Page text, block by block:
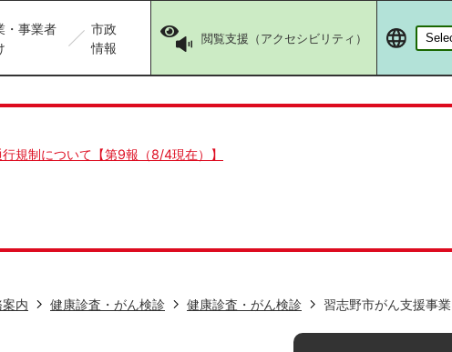
・事業者
市政
情報
閲覧支援（アクセシビリティ）
規制について【第9報（8/4現在）】
内 健康診査・がん検診 健康診査・がん検診 習志野市がん支援事業